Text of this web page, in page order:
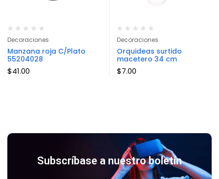
Decoraciones
Manzana roja C/Plato
55204028
$41.00
Decoraciones
Orquideas surtido
macetero 34 cm
$7.00
Subscríbase a nuestro boletín